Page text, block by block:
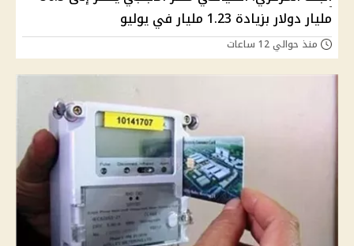
مليار دولار بزيادة 1.23 مليار في يوليو
منذ حوالي 12 ساعات